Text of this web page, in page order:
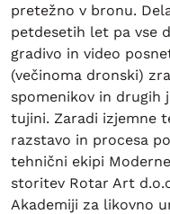
pretežno v bronu.
petdesetih let pa vse
gradivo in video
(večinoma dronski)
spomenikov in drugih
tujini. Zaradi izjemne
razstavo in procesa
tehnični ekipi
storitev Rotar Art
Akademiji za likovno